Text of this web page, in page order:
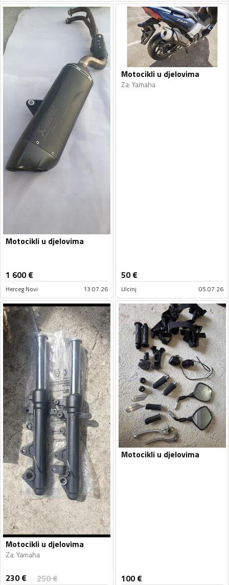
Motocikli u djelovima
1 600€
Herceg Novi 13.07.26
Motocikli u djelovima
Za:Yamaha
50€
Ulcinj 05.07.26
Motocikli u djelovima
Za:Yamaha
230€ 250€
Motocikli u djelovima
100€